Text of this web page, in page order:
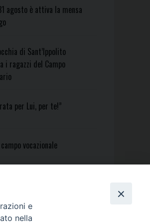
agosto è attiva la mensa
di Sant’Ippolito
i ragazzi del Campo
per Lui, per te!”
vocazionale
e
nella